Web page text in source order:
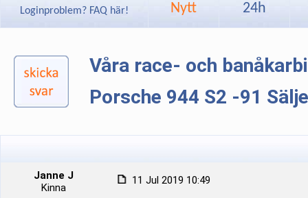
Loginproblem? FAQ här!
Nytt
24h
Våra race- och
Porsche 944 S2 -91
Janne J
Kinna
11 Jul 2019 10:49